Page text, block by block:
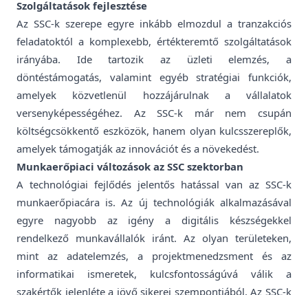
Szolgáltatások fejlesztése
Az SSC-k szerepe egyre inkább elmozdul a tranzakciós
feladatoktól a komplexebb, értékteremtő szolgáltatások
irányába. Ide tartozik az üzleti elemzés, a
döntéstámogatás, valamint egyéb stratégiai funkciók,
amelyek közvetlenül hozzájárulnak a vállalatok
versenyképességéhez. Az SSC-k már nem csupán
költségcsökkentő eszközök, hanem olyan kulcsszereplők,
amelyek támogatják az innovációt és a növekedést.
Munkaerőpiaci változások az SSC szektorban
A technológiai fejlődés jelentős hatással van az SSC-k
munkaerőpiacára is. Az új technológiák alkalmazásával
egyre nagyobb az igény a digitális készségekkel
rendelkező munkavállalók iránt. Az olyan területeken,
mint az adatelemzés, a projektmenedzsment és az
informatikai ismeretek, kulcsfontosságúvá válik a
szakértők jelenléte a jövő sikerei szempontjából. Az SSC-k